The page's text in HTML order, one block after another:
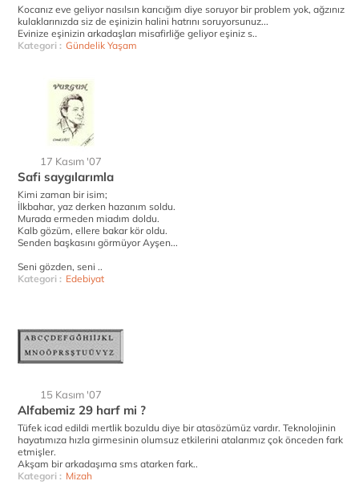
Kocanız eve geliyor nasılsın karıcığım diye soruyor bir problem yok, ağzınız
kulaklarınızda siz de eşinizin halini hatrını soruyorsunuz...
Evinize eşinizin arkadaşları misafirliğe geliyor eşiniz s..
Kategori : Gündelik Yaşam
17 Kasım '07
Safi saygılarımla
Kimi zaman bir isim;
İlkbahar, yaz derken hazanım soldu.
Murada ermeden miadım doldu.
Kalb gözüm, ellere bakar kör oldu.
Senden başkasını görmüyor Ayşen...
Seni gözden, seni ..
Kategori : Edebiyat
15 Kasım '07
Alfabemiz 29 harf mi ?
Tüfek icad edildi mertlik bozuldu diye bir atasözümüz vardır. Teknolojinin
hayatımıza hızla girmesinin olumsuz etkilerini atalarımız çok önceden fark
etmişler.
Akşam bir arkadaşıma sms atarken fark..
Kategori : Mizah